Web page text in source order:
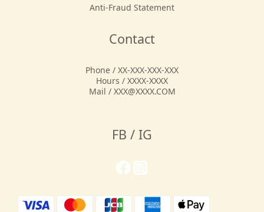
Anti-Fraud Statement
Contact
Phone / XX-XXX-XXX-XXX
Hours / XXXX-XXXX
Mail / XXX@XXXX.COM
FB / IG